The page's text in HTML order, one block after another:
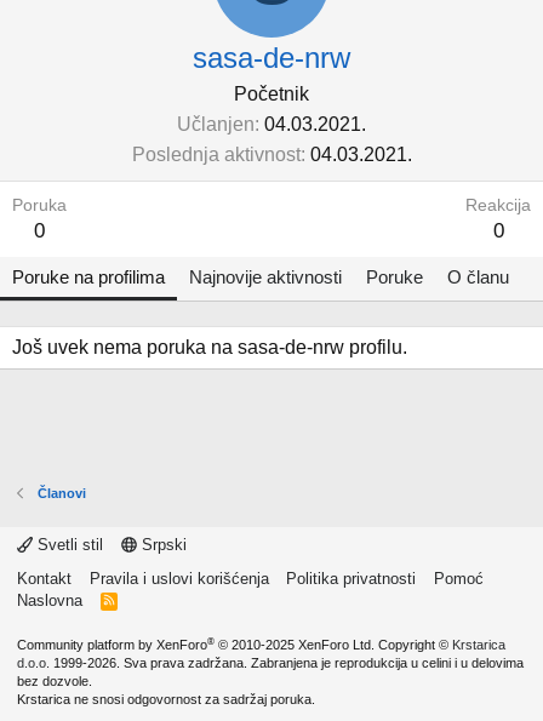
sasa-de-nrw
Početnik
Učlanjen 04.03.2021.
Poslednja aktivnost 04.03.2021.
Poruka
0
Reakcija
0
Poruke na profilima Najnovije aktivnosti Poruke O članu
Još uvek nema poruka na sasa-de-nrw profilu.
Članovi
Svetli stil
Srpski
Kontakt
Pravila i uslovi korišćenja Politika privatnosti
Pomoć
Naslovna
R
Community platform by XenForo® © 2010-2025 XenForo Ltd. Copyright © Krstarica
d.o.o. 1999-2026. Sva prava zadržana. Zabranjena je reprodukcija u celini i u delovima
bez dozvole.
Krstarica ne snosi odgovornost za sadržaj poruka.